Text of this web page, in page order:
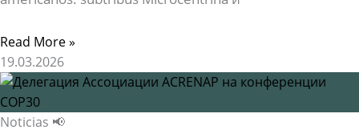
Read More »
19.03.2026
Noticias 📢